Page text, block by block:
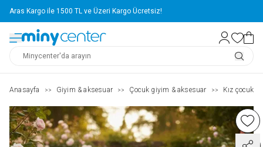
Aras Kargo ile 1500 TL ve Üzeri Kargo Ücretsiz!
Anasayfa >> Giyim & aksesuar >> Çocuk giyim & aksesuar >> Kız çocuk (